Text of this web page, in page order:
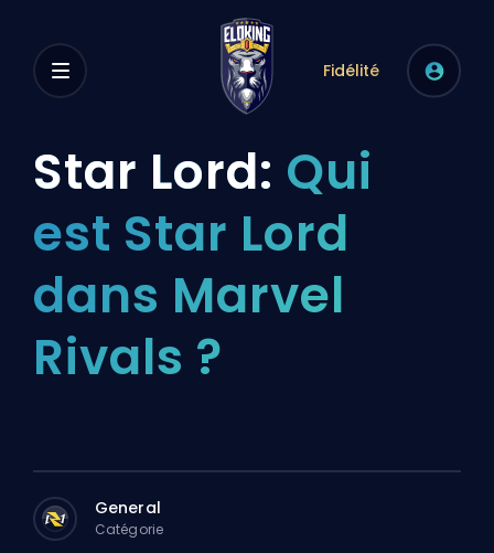
Fidélité
Star Lord: Qui
est Star Lord
dans Marvel
Rivals ?
General
Catégorie